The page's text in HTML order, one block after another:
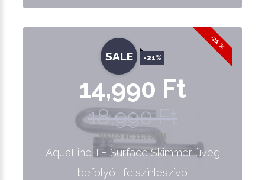
-21 %
SALE -21%
14,990 Ft
18,990 Ft
Nettó ár: 11,803 Ft
AquaLine TF Surface Skimmer üveg
befolyó- felszínleszívó